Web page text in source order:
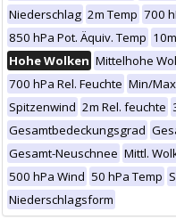
Niederschlag 2m Temp 700
850 hPa Pot. Äquiv. Temp
Hohe Wolken Mittelhohe
700 hPa Rel. Feuchte Min/
Spitzenwind 2m Rel. feuchte
Gesamtbedeckungsgrad
Gesamt-Neuschnee Mittl.
500 hPa Wind 50 hPa Temp
Niederschlagsform